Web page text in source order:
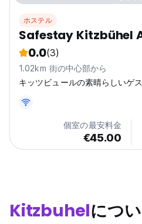
ホステル
Safestay Kitzbühel
0.0(3)
1.02km 街の中心部から
キッツビュールの素晴らしいゲス
個室の最安料金
€45.00
Kitzbuhelにつ